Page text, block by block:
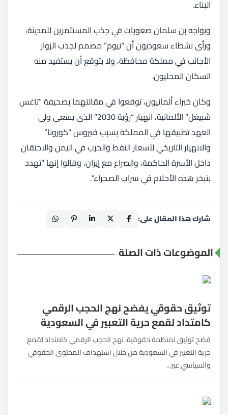
البناء.
ويواجه بن سلمان صعوبات في جذب المستثمرين للمدينة،
ورأى نشطاء سعوديون أن “نيوم” مصمم لجذب الزوار
الأجانب في مملكة محافظة، ولا يتوقع أن يستفيد منه
السكان المحليون.
وكان خبراء ألمانيون، توقعوا في مقالتهما بصحيفة “تاغس
شبيغل” الألمانية، انهيار “رؤية 2030” الذى يسعى ولى
العهد تطبيقها في المملكة بسبب فيروس “كورونا”
والانهيار التاريخي لأسعار النفط والحرب في اليمن والاحتقان
داخل الأسرة الحاكمة، والصراع مع إيران، وقالوا إنها “تهدد
بتبخر هذه الأحلام في سراب الصحراء”.
شارك هذا المقال على:
الموضوعات ذات الصلة
توثيق حقوقي يفضح نهج الحجب الرقمي
كامتداد لقمع حرية التعبير في السعودية
فضح توثيق لمنظمة حقوقية، نهج الحجب الرقمي كامتداد لقمع
حرية التعبير في السعودية من خلال استهداف المحتوى الحقوقي
والسياسي عبر...